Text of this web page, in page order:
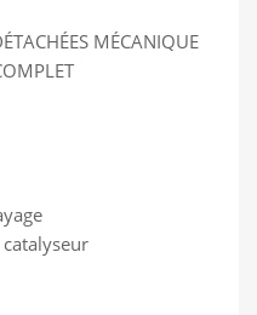
MÉCANIQUE
catalyseur